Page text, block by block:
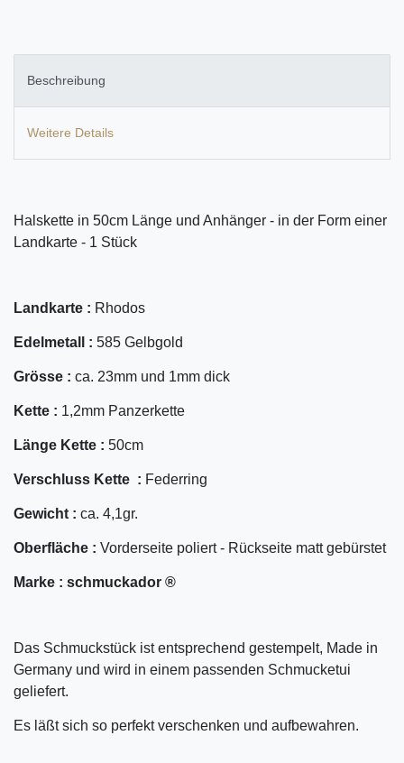
Beschreibung
Weitere Details
Halskette in 50cm Länge und Anhänger - in der Form einer
Landkarte - 1 Stück
Landkarte : Rhodos
Edelmetall : 585 Gelbgold
Grösse : ca. 23mm und 1mm dick
Kette : 1,2mm Panzerkette
Länge Kette : 50cm
Verschluss Kette : Federring
Gewicht : ca. 4,1gr.
Oberfläche : Vorderseite poliert - Rückseite matt gebürstet
Marke : schmuckador ®
Das Schmuckstück ist entsprechend gestempelt, Made in
Germany und wird in einem passenden Schmucketui
geliefert.
Es läßt sich so perfekt verschenken und aufbewahren.